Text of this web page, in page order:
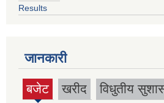
Results
जानकारी
बजेट
(active
खरीद विधुतीय